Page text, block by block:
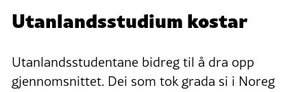
Utanlandsstudium kostar
Utanlandsstudentane bidreg til å dra opp
gjennomsnittet. Dei som tok grada si i Noreg